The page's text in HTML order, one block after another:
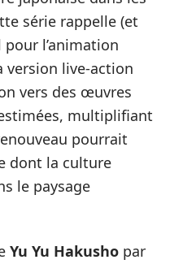
série rappelle (et
l’animation
version live-action
vers des œuvres
multiplifiant
pourrait
dont la culture
le paysage
Yu Yu Hakusho par